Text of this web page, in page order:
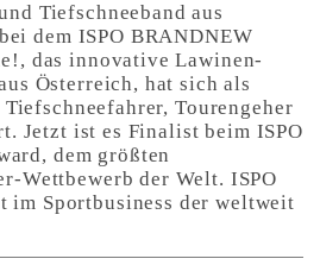
Tiefschneeband aus
dem ISPO BRANDNEW
das innovative Lawinen-
Österreich, hat sich als
Tourengeher
Jetzt ist es Finalist beim ISPO
dem größten
Wettbewerb der Welt. ISPO
im Sportbusiness der weltweit